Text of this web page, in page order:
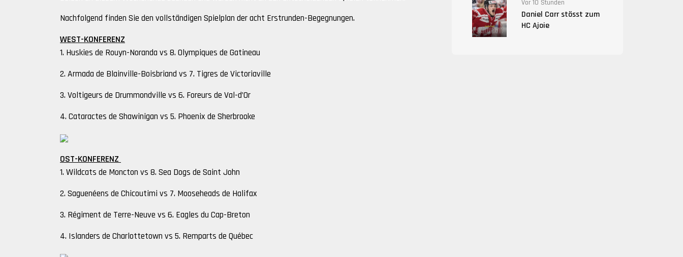
Nachfolgend finden Sie den vollständigen Spielplan der acht Erstrunden-Begegnungen.
WEST-KONFERENZ
1. Huskies de Rouyn-Noranda vs 8. Olympiques de Gatineau
2. Armada de Blainville-Boisbriand vs 7. Tigres de Victoriaville
3. Voltigeurs de Drummondville vs 6. Foreurs de Val-d’Or
4. Cataractes de Shawinigan vs 5. Phoenix de Sherbrooke
OST-KONFERENZ
1. Wildcats de Moncton vs 8. Sea Dogs de Saint John
2. Saguenéens de Chicoutimi vs 7. Mooseheads de Halifax
3. Régiment de Terre-Neuve vs 6. Eagles du Cap-Breton
4. Islanders de Charlottetown vs 5. Remparts de Québec
Vor 10 Stunden
Daniel Carr stösst zum
HC Ajoie